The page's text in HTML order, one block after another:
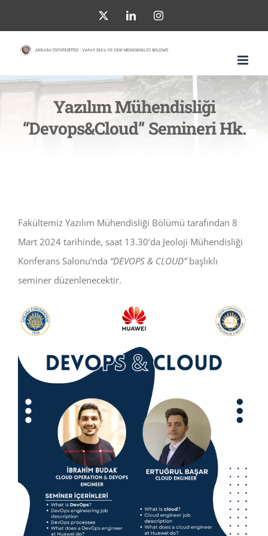
to
content
LinkedInInstagram
Yazılım Mühendisliği
“Devops&Cloud” Semineri Hk.
Fakültemiz Yazılım Mühendisliği Bölümü tarafından 8
Mart 2024 tarihinde, saat 13.30‘da Jeoloji Mühendisliği
Konferans Salonu‘nda “DEVOPS & CLOUD”başlıklı
seminer düzenlenecektir.